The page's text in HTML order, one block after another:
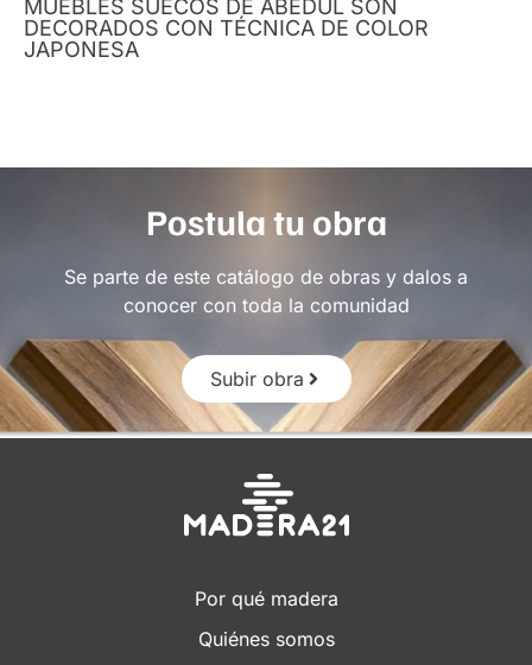
MUEBLES SUECOS DE ABEDUL SON
DECORADOS CON TÉCNICA DE COLOR
JAPONESA
Postula tu obra
Se parte de este catálogo de obras y dalos a
conocer con toda la comunidad
Subir obra
Por qué madera
Quiénes somos